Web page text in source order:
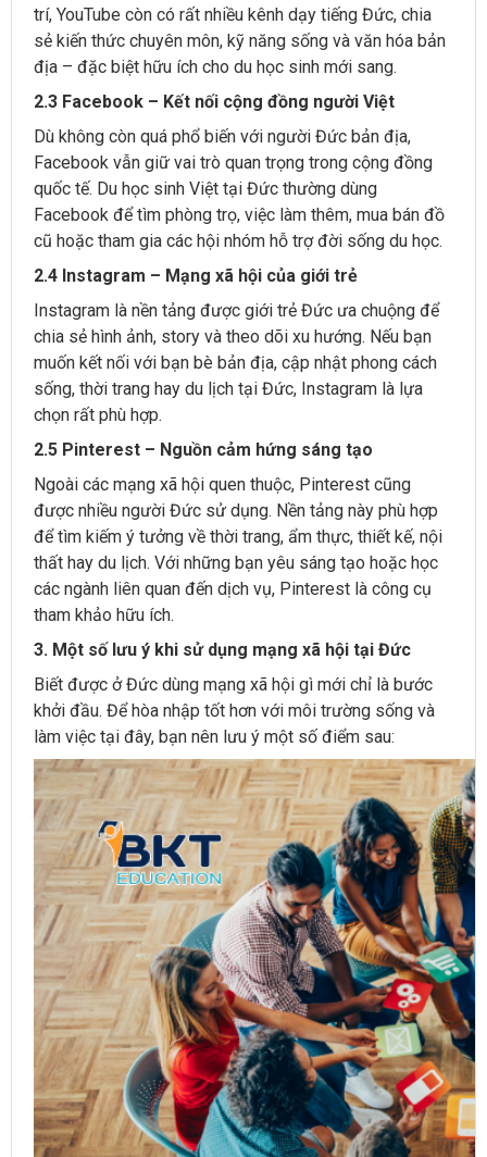
trí, YouTube còn có rất nhiều kênh dạy tiếng Đức, chia
sẻ kiến thức chuyên môn, kỹ năng sống và văn hóa bản
địa – đặc biệt hữu ích cho du học sinh mới sang.
2.3 Facebook – Kết nối cộng đồng người Việt
Dù không còn quá phổ biến với người Đức bản địa,
Facebook vẫn giữ vai trò quan trọng trong cộng đồng
quốc tế. Du học sinh Việt tại Đức thường dùng
Facebook để tìm phòng trọ, việc làm thêm, mua bán đồ
cũ hoặc tham gia các hội nhóm hỗ trợ đời sống du học.
2.4 Instagram – Mạng xã hội của giới trẻ
Instagram là nền tảng được giới trẻ Đức ưa chuộng để
chia sẻ hình ảnh, story và theo dõi xu hướng. Nếu bạn
muốn kết nối với bạn bè bản địa, cập nhật phong cách
sống, thời trang hay du lịch tại Đức, Instagram là lựa
chọn rất phù hợp.
2.5 Pinterest – Nguồn cảm hứng sáng tạo
Ngoài các mạng xã hội quen thuộc, Pinterest cũng
được nhiều người Đức sử dụng. Nền tảng này phù hợp
để tìm kiếm ý tưởng về thời trang, ẩm thực, thiết kế, nội
thất hay du lịch. Với những bạn yêu sáng tạo hoặc học
các ngành liên quan đến dịch vụ, Pinterest là công cụ
tham khảo hữu ích.
3. Một số lưu ý khi sử dụng mạng xã hội tại Đức
Biết được ở Đức dùng mạng xã hội gì mới chỉ là bước
khởi đầu. Để hòa nhập tốt hơn với môi trường sống và
làm việc tại đây, bạn nên lưu ý một số điểm sau: